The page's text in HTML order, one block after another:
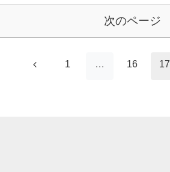
次のページ
前 1 … 16 17